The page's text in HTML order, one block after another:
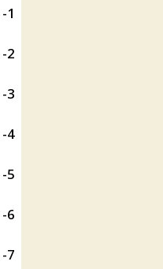
1- أ: V_A > V_C > V_B.
2- ب: نقص
3- ج: البطارية V_B مهملة المقاومة الداخلية.
4- د: 10 أوم.
5- ب: تزداد.
6- ب: F_1 = 3F_2 / 2.
7- د: R_m = 4R_g.